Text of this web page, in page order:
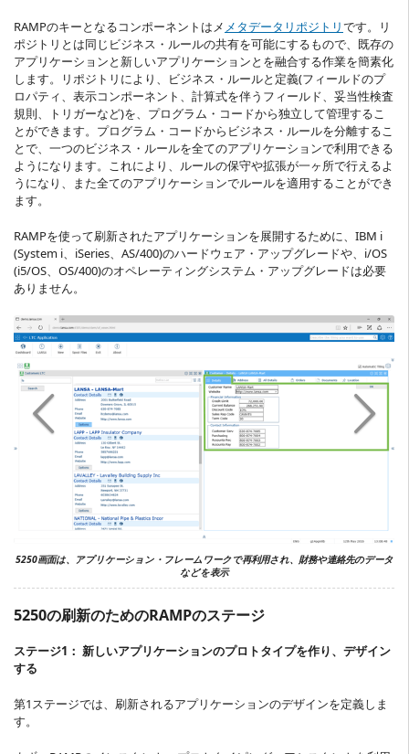
RAMPのキーとなるコンポーネントはメ メタデータリポジトリです。リ
ポジトリとは同じビジネス・ルールの共有を可能にするもので、既存の
アプリケーションと新しいアプリケーションとを融合する作業を簡素化
します。リポジトリにより、ビジネス・ルールと定義(フィールドのプ
ロパティ、表示コンポーネント、計算式を伴うフィールド、妥当性検査
規則、トリガーなど)を、プログラム・コードから独立して管理するこ
とができます。プログラム・コードからビジネス・ルールを分離するこ
とで、一つのビジネス・ルールを全てのアプリケーションで利用できる
ようになります。これにより、ルールの保守や拡張が一ヶ所で行えるよ
うになり、また全てのアプリケーションでルールを適用することができ
ます。
RAMPを使って刷新されたアプリケーションを展開するために、IBM i
(System i、iSeries、AS/400)のハードウェア・アップグレードや、i/OS
(i5/OS、OS/400)のオペレーティングシステム・アップグレードは必要
ありません。
5250画面は、アプリケーション・フレームワークで再利用され、財務や連絡先のデータ
などを表示
5250の刷新のためのRAMPのステージ
ステージ1： 新しいアプリケーションのプロトタイプを作り、デザイン
する
第1ステージでは、刷新されるアプリケーションのデザインを定義しま
す。